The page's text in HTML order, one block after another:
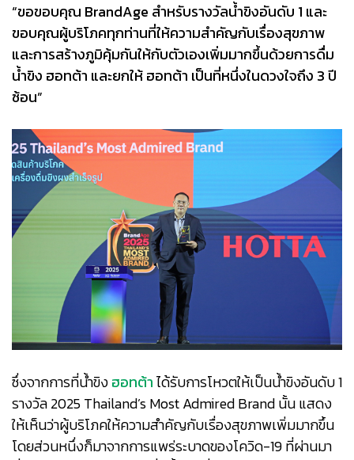
“ขอขอบคุณ BrandAge สำหรับรางวัลน้ำขิงอันดับ 1 และ
ขอบคุณผู้บริโภคทุกท่านที่ให้ความสำคัญกับเรื่องสุขภาพ
และการสร้างภูมิคุ้มกันให้กับตัวเองเพิ่มมากขึ้นด้วยการดื่ม
น้ำขิง ฮอทต้า และยกให้ ฮอทต้า เป็นที่หนึ่งในดวงใจถึง 3 ปี
ซ้อน”
ซึ่งจากการที่น้ำขิงฮอทต้าได้รับการโหวตให้เป็นน้ำขิงอันดับ 1
รางวัล 2025 Thailand’s Most Admired Brand นั้น แสดง
ให้เห็นว่าผู้บริโภคให้ความสำคัญกับเรื่องสุขภาพเพิ่มมากขึ้น
โดยส่วนหนึ่งก็มาจากการแพร่ระบาดของโควิด-19 ที่ผ่านมา